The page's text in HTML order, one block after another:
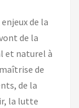
de la
de la
et naturel à
de
de la
la lutte